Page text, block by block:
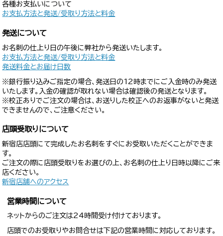
各種お支払いについて
お支払方法と発送/受取り方法と料金
発送について
お名刺の仕上り日の午後に弊社から発送いたします。
お支払方法と発送/受取り方法と料金
発送料金とお届け日数
※銀行振り込みご指定の場合、発送日の12時までにご入金時のみ発送
いたします。入金の確認が取れない場合は確認後の発送となります。
※校正ありでご注文の場合は、お送りした校正へのお返事がないと発送
できませんので、ご注意ください。
店頭受取りについて
新宿店店頭にて完成したお名刺をすぐにお受取いただくことができま
す。
ご注文の際に店頭受取りをお選びの上、お名刺の仕上り日時以降にご来
店ください。
新宿店舗へのアクセス
営業時間について
ネットからのご注文は24時間受け付けております。
店頭でのお受取りやお問合せは下記の営業時間に対応しております。